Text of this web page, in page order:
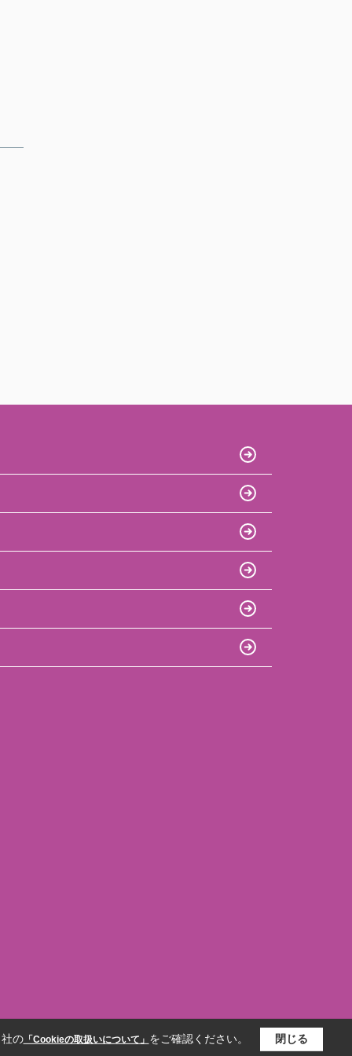
の「Cookieの取扱いについて」 をご確認ください。 閉じる